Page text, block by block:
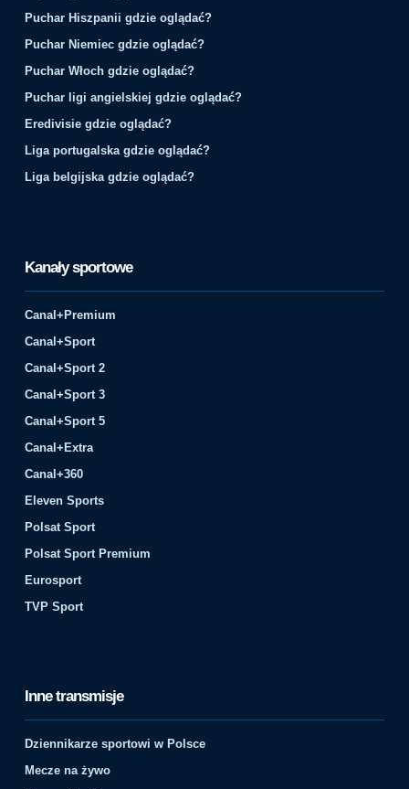
Puchar Hiszpanii gdzie oglądać?
Puchar Niemiec gdzie oglądać?
Puchar Włoch gdzie oglądać?
Puchar ligi angielskiej gdzie oglądać?
Eredivisie gdzie oglądać?
Liga portugalska gdzie oglądać?
Liga belgijska gdzie oglądać?
Kanały sportowe
Canal+Premium
Canal+Sport
Canal+Sport 2
Canal+Sport 3
Canal+Sport 5
Canal+Extra
Canal+360
Eleven Sports
Polsat Sport
Polsat Sport Premium
Eurosport
TVP Sport
Inne transmisje
Dziennikarze sportowi w Polsce
Mecze na żywo